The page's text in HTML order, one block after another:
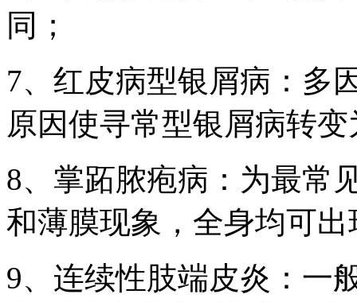
同；
7、红皮病型银屑病：多
原因使寻常型银屑病转
8、掌跖脓疱病：为最常
和薄膜现象，全身均可出
9、连续性肢端皮炎：一